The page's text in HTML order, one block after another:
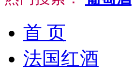
首 页
法国红酒